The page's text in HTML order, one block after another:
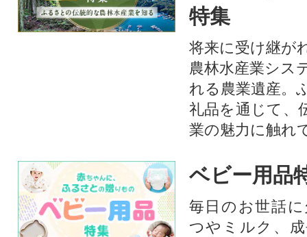
特集
将来に受け継が
農林水産業シス
れる農業遺産。
礼品を通じて、
業の魅力に触れ
ベビー用品
毎日のお世話
つやミルク、